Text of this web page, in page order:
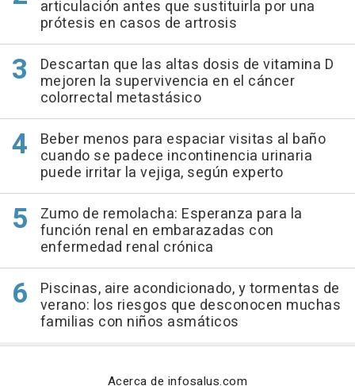
articulación antes que sustituirla por una
prótesis en casos de artrosis
Descartan que las altas dosis de vitamina D
mejoren la supervivencia en el cáncer
colorrectal metastásico
Beber menos para espaciar visitas al baño
cuando se padece incontinencia urinaria
puede irritar la vejiga, según experto
Zumo de remolacha: Esperanza para la
función renal en embarazadas con
enfermedad renal crónica
Piscinas, aire acondicionado, y tormentas de
verano: los riesgos que desconocen muchas
familias con niños asmáticos
Acerca de infosalus.com